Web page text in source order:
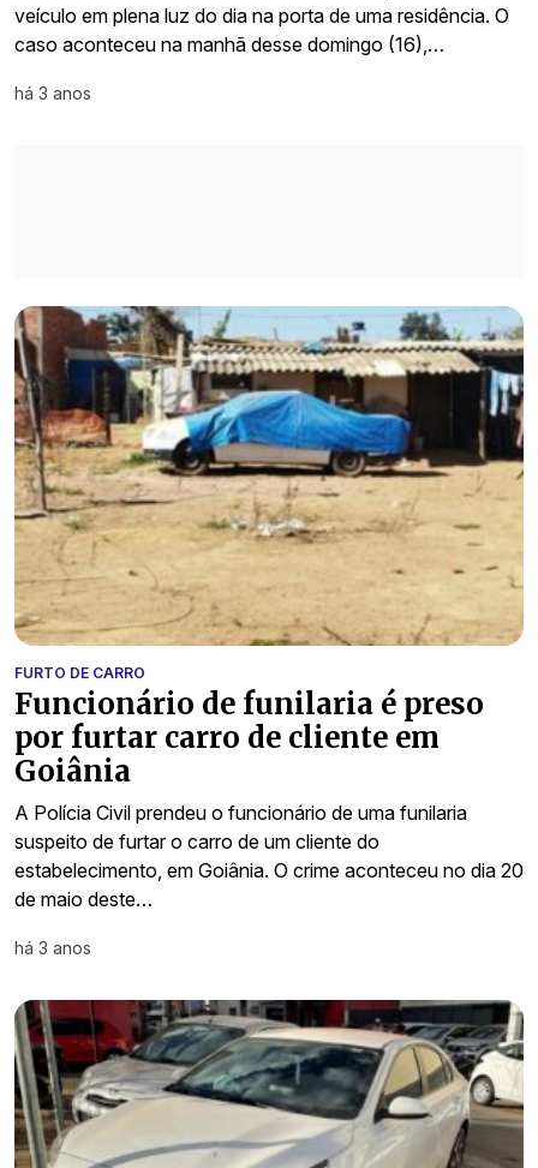
veículo em plena luz do dia na porta de uma residência. O
caso aconteceu na manhã desse domingo (16),…
há 3 anos
FURTO DE CARRO
Funcionário de funilaria é preso
por furtar carro de cliente em
Goiânia
A Polícia Civil prendeu o funcionário de uma funilaria
suspeito de furtar o carro de um cliente do
estabelecimento, em Goiânia. O crime aconteceu no dia 20
de maio deste…
há 3 anos